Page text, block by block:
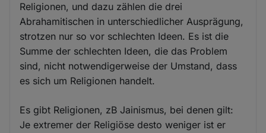
Religionen, und dazu zählen die drei
Abrahamitischen in unterschiedlicher Ausprägung,
strotzen nur so vor schlechten Ideen. Es ist die
Summe der schlechten Ideen, die das Problem
sind, nicht notwendigerweise der Umstand, dass
es sich um Religionen handelt.
Es gibt Religionen, zB Jainismus, bei denen gilt:
Je extremer der Religiöse desto weniger ist er